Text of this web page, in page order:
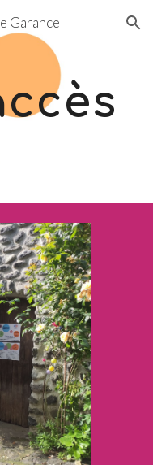
Skip to navigation
Garance